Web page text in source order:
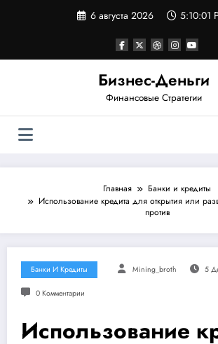
6 августа 2026 5:10:02
Бизнес-Деньги
Финансовые Стратегии
Главная
Банки и кредиты
Использование кредита для открытия или
против
Банки И Кредиты Mining_broth 5
0 Комментарии
Использование